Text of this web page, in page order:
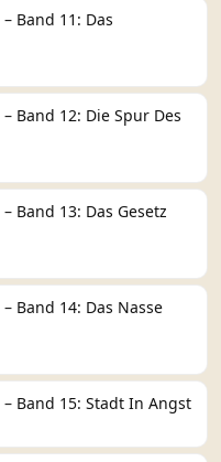
– Band 11: Das
– Band 12: Die Spur Des
– Band 13: Das Gesetz
– Band 14: Das Nasse
– Band 15: Stadt In Angst